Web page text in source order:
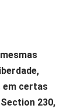
em certas
230,